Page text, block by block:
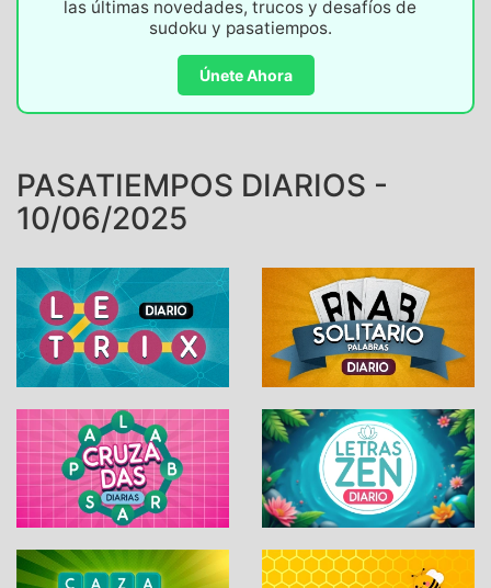
las últimas novedades, trucos y desafíos de
sudoku y pasatiempos.
Únete Ahora
PASATIEMPOS DIARIOS -
10/06/2025